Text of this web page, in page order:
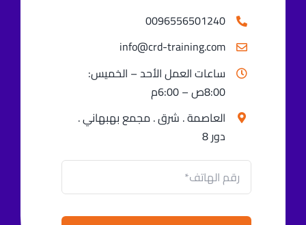
0096556501240⁩
info@crd-training.com
ساعات العمل الأحد – الخميس:
8:00ص – 6:00م
العاصمة . شرق . مجمع بهبهاني .
دور 8